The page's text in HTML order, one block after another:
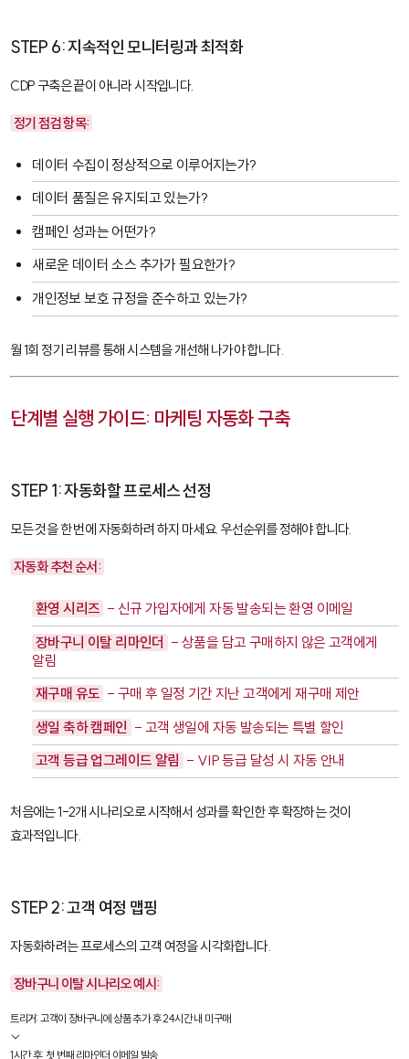
STEP 6: 지속적인 모니터링과 최적화
CDP 구축은 끝이 아니라 시작입니다.
정기 점검 항목:
데이터 수집이 정상적으로 이루어지는가?
데이터 품질은 유지되고 있는가?
캠페인 성과는 어떤가?
새로운 데이터 소스 추가가 필요한가?
개인정보 보호 규정을 준수하고 있는가?
월 1회 정기 리뷰를 통해 시스템을 개선해 나가야 합니다.
단계별 실행 가이드: 마케팅 자동화 구축
STEP 1: 자동화할 프로세스 선정
모든 것을 한 번에 자동화하려 하지 마세요. 우선순위를 정해야 합니다.
자동화 추천 순서:
환영 시리즈 - 신규 가입자에게 자동 발송되는 환영 이메일
장바구니 이탈 리마인더 - 상품을 담고 구매하지 않은 고객에게
알림
재구매 유도 - 구매 후 일정 기간 지난 고객에게 재구매 제안
생일 축하 캠페인 - 고객 생일에 자동 발송되는 특별 할인
고객 등급 업그레이드 알림 - VIP 등급 달성 시 자동 안내
처음에는 1-2개 시나리오로 시작해서 성과를 확인한 후 확장하는 것이
효과적입니다.
STEP 2: 고객 여정 맵핑
자동화하려는 프로세스의 고객 여정을 시각화합니다.
장바구니 이탈 시나리오 예시:
트리거: 고객이 장바구니에 상품 추가 후 24시간 내 미구매
↓
1시간 후: 첫 번째 리마인더 이메일 발송